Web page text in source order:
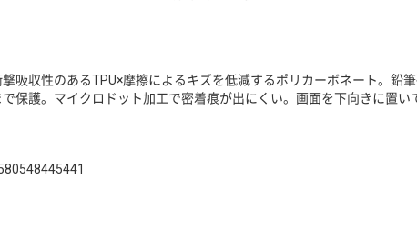
撃吸収性のあるTPU×摩擦によるキズを低減するポリカーボネート。鉛
で保護。マイクロドット加工で密着痕が出にくい。画面を下向きに置い